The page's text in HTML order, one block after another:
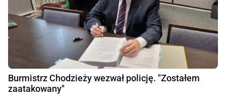
Burmistrz Chodzieży wezwał policję. "Zostałem
zaatakowany"